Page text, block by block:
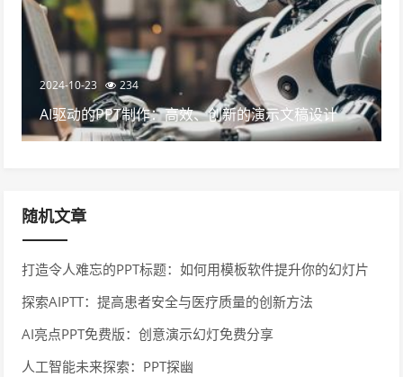
2024-10-23 234
AI驱动的PPT制作：高效、创新的演示文稿设计
随机文章
打造令人难忘的PPT标题：如何用模板软件提升你的幻灯片
设计
探索AIPTT：提高患者安全与医疗质量的创新方法
AI亮点PPT免费版：创意演示幻灯免费分享
人工智能未来探索：PPT探幽